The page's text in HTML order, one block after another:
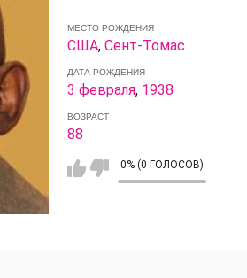
МЕСТО РОЖДЕНИЯ
США, Сент-Томас
ДАТА РОЖДЕНИЯ
3 февраля, 1938
ВОЗРАСТ
88
0% (0 ГОЛОСОВ)